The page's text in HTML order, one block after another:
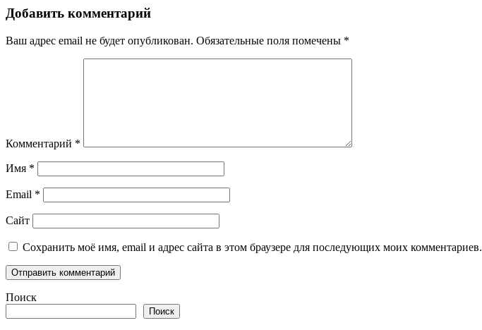
Добавить комментарий
Ваш адрес email не будет опубликован. Обязательные поля помечены *
Комментарий *
Имя *
Email *
Сайт
Сохранить моё имя, email и адрес сайта в этом браузере для последующих моих комментариев.
Поиск
Поиск